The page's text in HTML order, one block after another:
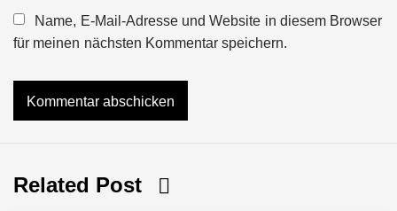
Name, E-Mail-Adresse und Website in diesem Browser
für meinen nächsten Kommentar speichern.
Related Post